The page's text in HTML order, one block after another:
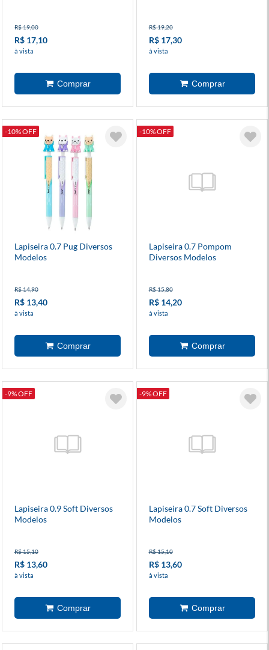
R$ 19,00
R$ 17,10
à vista
R$ 19,20
R$ 17,30
à vista
-10% OFF
Lapiseira 0.7 Pug Diversos
Modelos
R$ 14,90
R$ 13,40
à vista
-10% OFF
Lapiseira 0.7 Pompom
Diversos Modelos
R$ 15,80
R$ 14,20
à vista
-9% OFF
Lapiseira 0.9 Soft Diversos
Modelos
R$ 15,10
R$ 13,60
à vista
-9% OFF
Lapiseira 0.7 Soft Diversos
Modelos
R$ 15,10
R$ 13,60
à vista